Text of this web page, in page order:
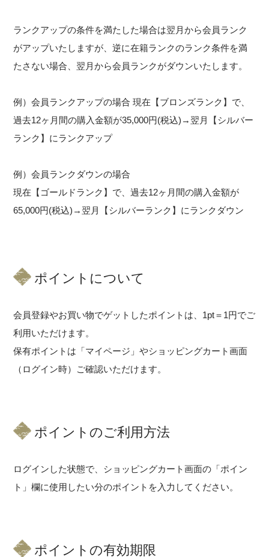
ランクアップの条件を満たした場合は翌月から会員ランク
がアップいたしますが、逆に在籍ランクのランク条件を満
たさない場合、翌月から会員ランクがダウンいたします。
例）会員ランクアップの場合 現在【ブロンズランク】で、
過去12ヶ月間の購入金額が35,000円(税込)→翌月【シルバー
ランク】にランクアップ
例）会員ランクダウンの場合
現在【ゴールドランク】で、過去12ヶ月間の購入金額が
65,000円(税込)→翌月【シルバーランク】にランクダウン
ポイントについて
会員登録やお買い物でゲットしたポイントは、1pt＝1円でご
利用いただけます。
保有ポイントは「マイページ」やショッピングカート画面
（ログイン時）ご確認いただけます。
ポイントのご利用方法
ログインした状態で、ショッピングカート画面の「ポイン
ト」欄に使用したい分のポイントを入力してください。
ポイントの有効期限